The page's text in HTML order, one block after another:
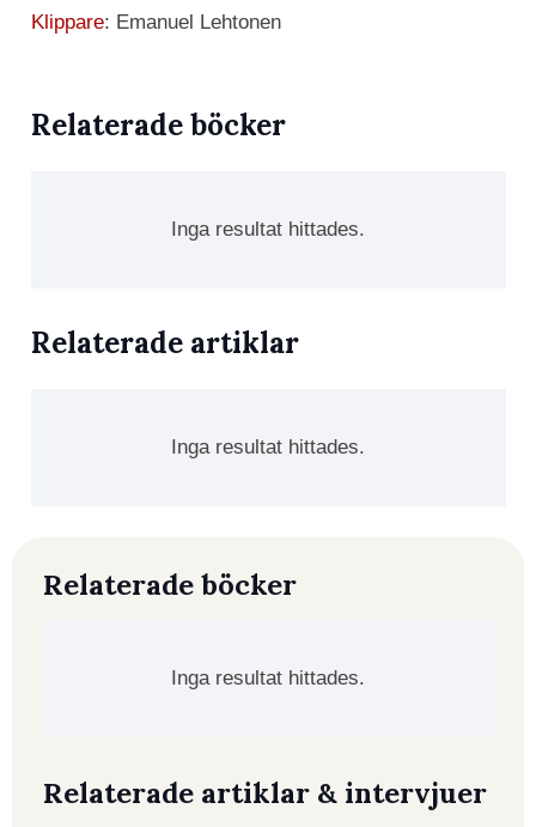
Klippare: Emanuel Lehtonen
Relaterade böcker
Inga resultat hittades.
Relaterade artiklar
Inga resultat hittades.
Relaterade böcker
Inga resultat hittades.
Relaterade artiklar & intervjuer